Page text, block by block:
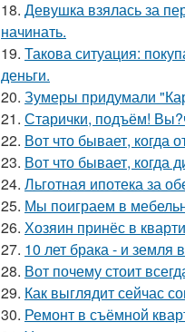
18. Девушка взялась за
начинать.
19. Такова ситуация:
деньги.
20. Зумеры придумали
21. Старички, подъём!
22. Вот что бывает, когда
23. Вот что бывает, когда
24. Льготная ипотека за
25. Мы поиграем в
26. Хозяин принёс в
27. 10 лет брака - и земля
28. Вот почему стоит
29. Как выглядит сейчас
30. Ремонт в съёмной